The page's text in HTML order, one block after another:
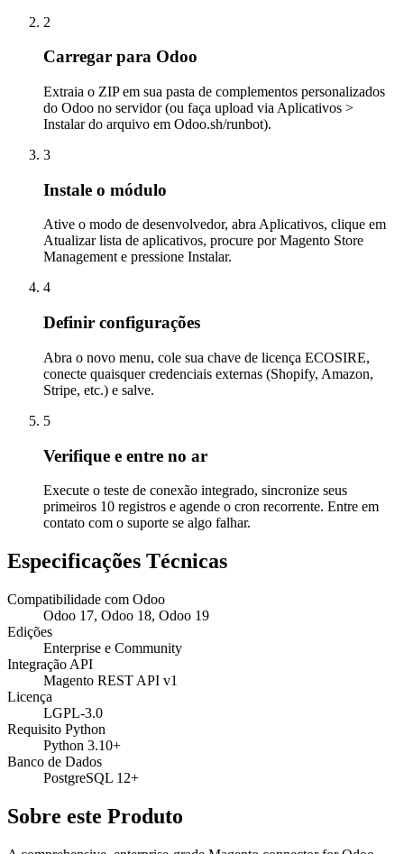
2
Carregar para Odoo
Extraia o ZIP em sua pasta de complementos personalizados
do Odoo no servidor (ou faça upload via Aplicativos >
Instalar do arquivo em Odoo.sh/runbot).
3
Instale o módulo
Ative o modo de desenvolvedor, abra Aplicativos, clique em
Atualizar lista de aplicativos, procure por Magento Store
Management e pressione Instalar.
4
Definir configurações
Abra o novo menu, cole sua chave de licença ECOSIRE,
conecte quaisquer credenciais externas (Shopify, Amazon,
Stripe, etc.) e salve.
5
Verifique e entre no ar
Execute o teste de conexão integrado, sincronize seus
primeiros 10 registros e agende o cron recorrente. Entre em
contato com o suporte se algo falhar.
Especificações Técnicas
Compatibilidade com Odoo
Odoo 17, Odoo 18, Odoo 19
Edições
Enterprise e Community
Integração API
Magento REST API v1
Licença
LGPL-3.0
Requisito Python
Python 3.10+
Banco de Dados
PostgreSQL 12+
Sobre este Produto